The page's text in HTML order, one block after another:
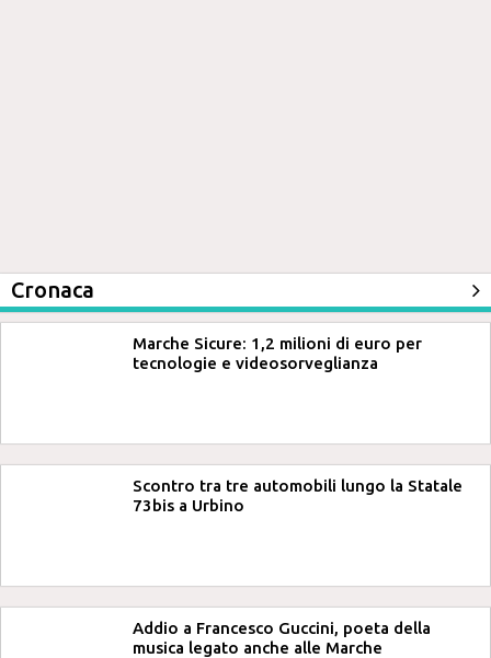
Cronaca
Marche Sicure: 1,2 milioni di euro per
tecnologie e videosorveglianza
Scontro tra tre automobili lungo la Statale
73bis a Urbino
Addio a Francesco Guccini, poeta della
musica legato anche alle Marche